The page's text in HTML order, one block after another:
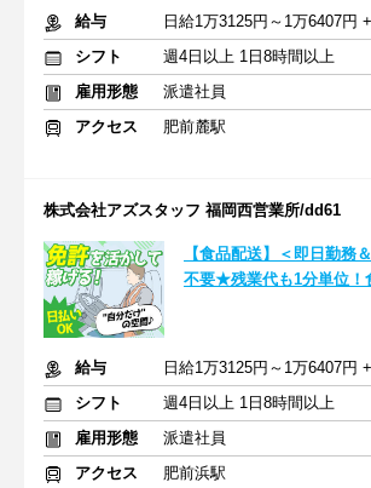
給与
日給1万3125円～1万6407円
シフト
週4日以上 1日8時間以上
雇用形態
派遣社員
アクセス
肥前麓駅
株式会社アズスタッフ 福岡西営業所/dd61
【食品配送】＜即日勤務
不要★残業代も1分単位！
給与
日給1万3125円～1万6407円
シフト
週4日以上 1日8時間以上
雇用形態
派遣社員
アクセス
肥前浜駅